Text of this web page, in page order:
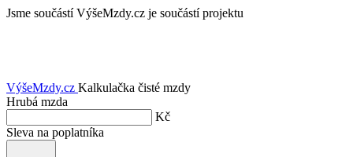
Jsme součástí VýšeMzdy.cz je součástí projektu
VýšeMzdy.cz Kalkulačka čisté mzdy
Hrubá mzda
Kč
Sleva na poplatníka